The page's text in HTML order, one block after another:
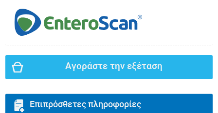
Αγοράστε την εξέταση
Επιπρόσθετες πληροφορίες